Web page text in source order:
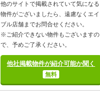
他のサイトで掲載されていて気になる
物件がございましたら、遠慮なくエイ
ブル店舗までお問合せください。
※ご紹介できない物件もございますの
で、予めご了承ください。
他社掲載物件が紹介可能か聞く
無料